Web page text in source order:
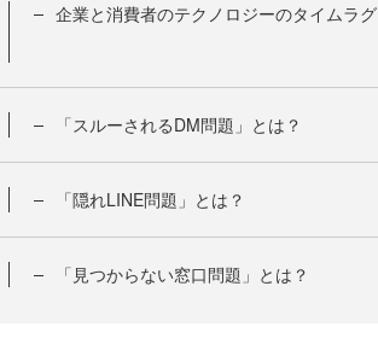
企業と消費者のテクノロジーのタイムラグ
「スルーされるDM問題」とは？
「隠れLINE問題」とは？
「見つからない窓口問題」とは？